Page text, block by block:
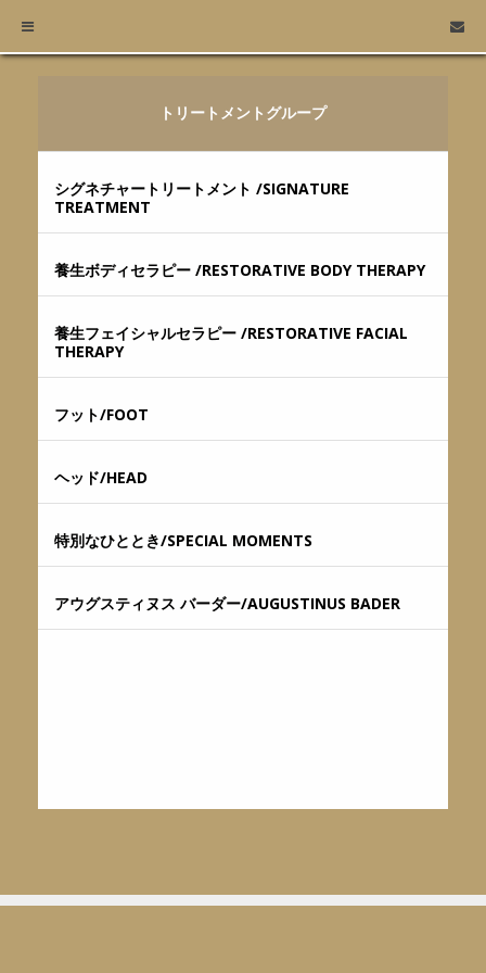
トリートメントグループ
シグネチャートリートメント /SIGNATURE
TREATMENT
養生ボディセラピー /RESTORATIVE BODY THERAPY
養生フェイシャルセラピー /RESTORATIVE FACIAL
THERAPY
フット/FOOT
ヘッド/HEAD
特別なひととき/SPECIAL MOMENTS
アウグスティヌス バーダー/AUGUSTINUS BADER